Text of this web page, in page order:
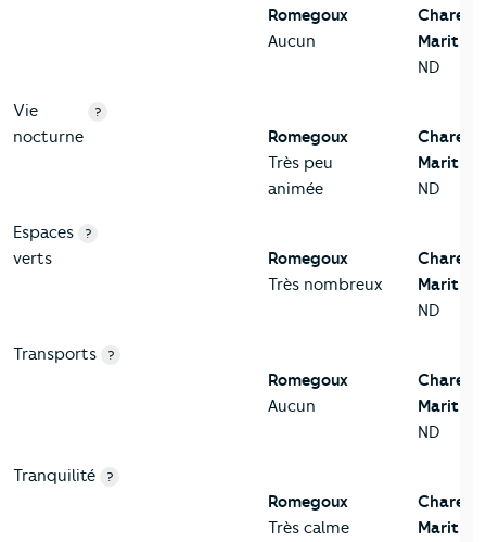
Romegoux
Aucun
Maritime
ND
Vie
nocturne
?
Romegoux
Très peu
animée
Maritime
ND
Espaces
verts
?
Romegoux
Très nombreux
Maritime
ND
Transports ?
Romegoux
Aucun
Maritime
ND
Tranquilité ?
Romegoux
Très calme
Maritime